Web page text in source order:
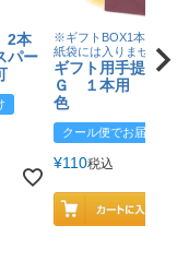
2本
パー
※ギフトBOX1本用はこ
紙袋には入りません
ギフト用手提げＢ
Ｇ １本用 エン
色
クール便でお届け
¥110税込